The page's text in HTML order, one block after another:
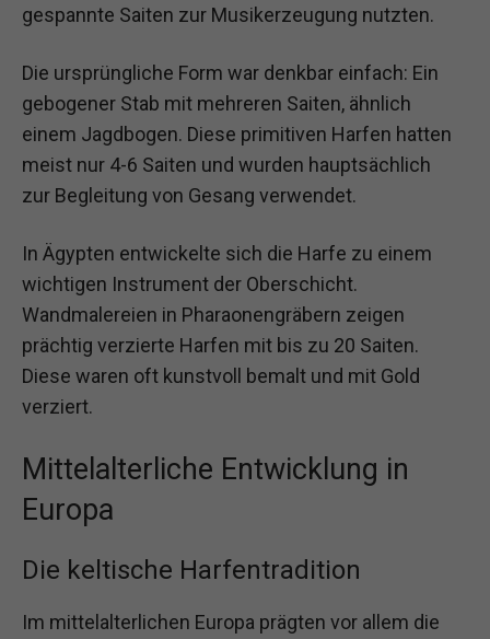
gespannte Saiten zur Musikerzeugung nutzten.
Die ursprüngliche Form war denkbar einfach: Ein
gebogener Stab mit mehreren Saiten, ähnlich
einem Jagdbogen. Diese primitiven Harfen hatten
meist nur 4-6 Saiten und wurden hauptsächlich
zur Begleitung von Gesang verwendet.
In Ägypten entwickelte sich die Harfe zu einem
wichtigen Instrument der Oberschicht.
Wandmalereien in Pharaonengräbern zeigen
prächtig verzierte Harfen mit bis zu 20 Saiten.
Diese waren oft kunstvoll bemalt und mit Gold
verziert.
Mittelalterliche Entwicklung in
Europa
Die keltische Harfentradition
Im mittelalterlichen Europa prägten vor allem die